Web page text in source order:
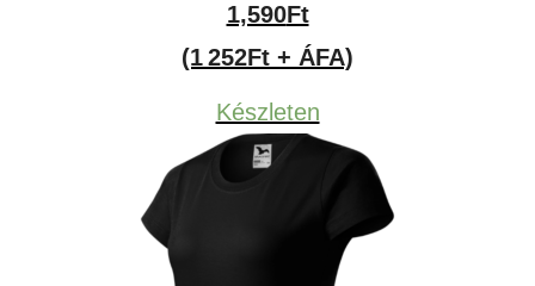
1,590Ft
(1 252Ft + ÁFA)
Készleten